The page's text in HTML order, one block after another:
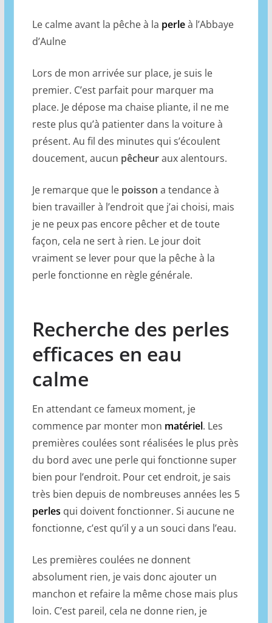
Le calme avant la pêche à la perleà l’Abbaye
d’Aulne
Lors de mon arrivée sur place, je suis le
premier. C’est parfait pour marquer ma
place. Je dépose ma chaise pliante, il ne me
reste plus qu’à patienter dans la voiture à
présent. Au fil des minutes qui s’écoulent
doucement, aucun pêcheuraux alentours.
Je remarque que le poisson a tendance à
bien travailler à l’endroit que j’ai choisi, mais
je ne peux pas encore pêcher et de toute
façon, cela ne sert à rien. Le jour doit
vraiment se lever pour que la pêche à la
perle fonctionne en règle générale.
Recherche des perles
efficaces en eau
calme
En attendant ce fameux moment, je
commence par monter mon matériel. Les
premières coulées sont réalisées le plus près
du bord avec une perle qui fonctionne super
bien pour l’endroit. Pour cet endroit, je sais
très bien depuis de nombreuses années les 5
perles qui doivent fonctionner. Si aucune ne
fonctionne, c’est qu’il y a un souci dans l’eau.
Les premières coulées ne donnent
absolument rien, je vais donc ajouter un
manchon et refaire la même chose mais plus
loin. C’est pareil, cela ne donne rien, je